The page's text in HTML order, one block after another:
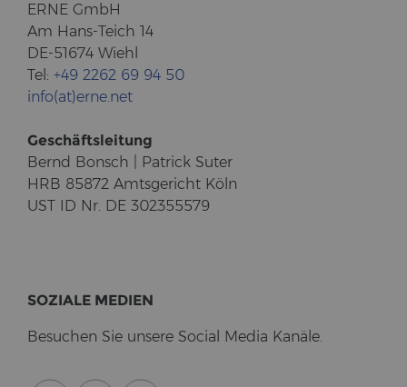
ERNE GmbH
Am Hans-​Teich 14
DE-51674 Wiehl
Tel: +49 2262 69 94 50
info(at)erne.net
Ge­schäfts­lei­tung
Bernd Bonsch | Pa­trick Suter
HRB 85872 Amts­ge­richt Köln
UST ID Nr. DE 302355579
SO­ZIA­LE ME­DI­EN
Be­su­chen Sie un­se­re So­cial Media Ka­nä­le.